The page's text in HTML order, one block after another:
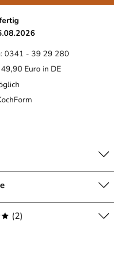
0341 - 39 29 280
Euro in DE
Karaffe CASCADA von GEFU
innovativen und
einfach und schnell
kann, bleiben Kräuter,
(2)